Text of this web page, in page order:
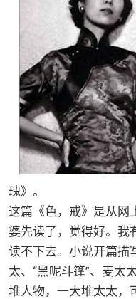
瑰》。
这篇《色，戒》是从网
婆先读了，觉得好。我
读不下去。小说开篇描
太、“黑呢斗篷”、麦
堆人物，一大堆太太，